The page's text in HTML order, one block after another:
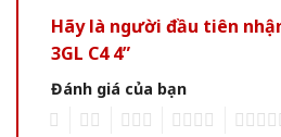
Hãy là người đầu tiên
3GL C4 4”
Đánh giá của bạn